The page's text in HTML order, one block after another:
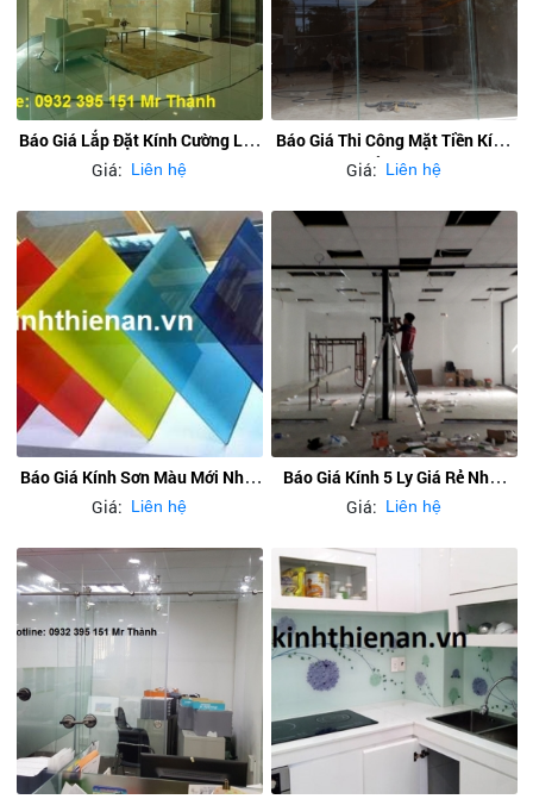
Báo Giá Lắp Đặt Kính Cường Lực
Hcm
Giá: Liên hệ
Báo Giá Thi Công Mặt Tiền Kính
Cường Lực
Giá: Liên hệ
Báo Giá Kính Sơn Màu Mới Nhất
2020
Giá: Liên hệ
Báo Giá Kính 5 Ly Giá Rẻ Nhất
Hcm
Giá: Liên hệ